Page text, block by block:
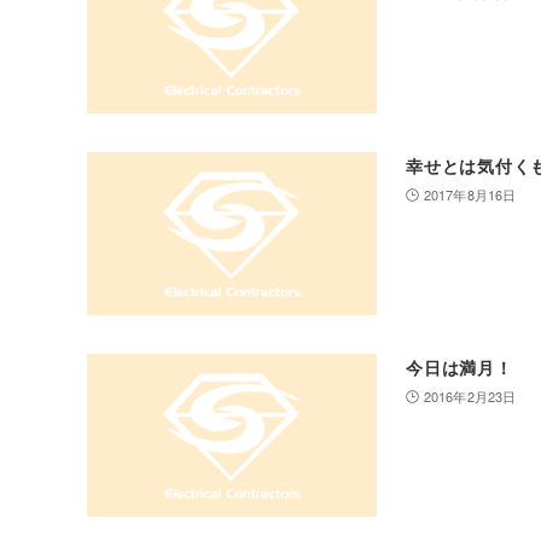
幸せとは気付く
2017年8月16日
今日は満月！
2016年2月23日